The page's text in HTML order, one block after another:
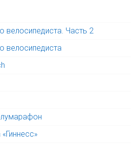
велосипедиста. Часть 2
велосипедиста